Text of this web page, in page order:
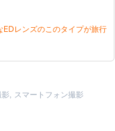
レンズのこのタイプが旅行
, スマートフォン撮影